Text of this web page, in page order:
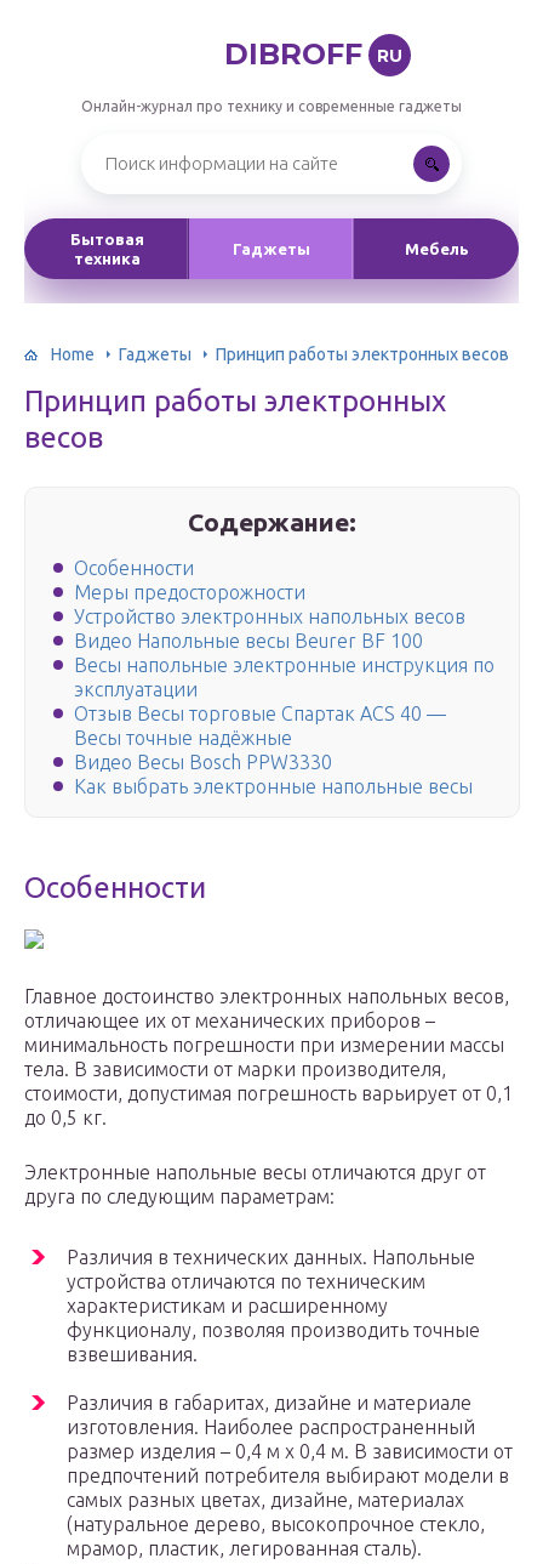
DIBROFF RU
Онлайн-журнал про технику и современные гаджеты
Бытовая
техника
Гаджеты Мебель
Home Гаджеты Принцип работы электронных весов
Принцип работы электронных
весов
Содержание:
Особенности
Меры предосторожности
Устройство электронных напольных весов
Видео Напольные весы Beurer BF 100
Весы напольные электронные инструкция по
эксплуатации
Отзыв Весы торговые Спартак ACS 40 —
Весы точные надёжные
Видео Весы Bosch PPW3330
Как выбрать электронные напольные весы
Особенности
Главное достоинство электронных напольных весов,
отличающее их от механических приборов –
минимальность погрешности при измерении массы
тела. В зависимости от марки производителя,
стоимости, допустимая погрешность варьирует от 0,1
до 0,5 кг.
Электронные напольные весы отличаются друг от
друга по следующим параметрам:
Различия в технических данных. Напольные
устройства отличаются по техническим
характеристикам и расширенному
функционалу, позволяя производить точные
взвешивания.
Различия в габаритах, дизайне и материале
изготовления. Наиболее распространенный
размер изделия – 0,4 м х 0,4 м. В зависимости от
предпочтений потребителя выбирают модели в
самых разных цветах, дизайне, материалах
(натуральное дерево, высокопрочное стекло,
мрамор, пластик, легированная сталь).